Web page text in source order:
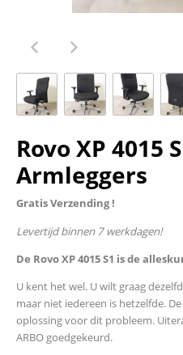
Rovo XP 4015
Armleggers
Gratis Verzending !
Levertijd binnen 7 werkdagen!
De Rovo XP 4015 S1 is de
U kent het wel. U wilt graag
maar niet iedereen is hetzelfde.
oplossing voor dit probleem.
ARBO goedgekeurd.